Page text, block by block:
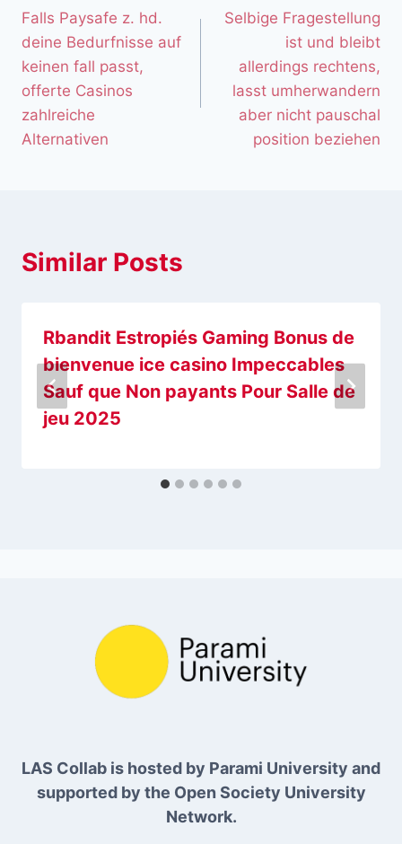
Falls Paysafe z. hd.
deine Bedurfnisse auf
keinen fall passt,
offerte Casinos
zahlreiche
Alternativen
Selbige Fragestellung
ist und bleibt
allerdings rechtens,
lasst umherwandern
aber nicht pauschal
position beziehen
Similar Posts
Rbandit Estropiés Gaming Bonus de
bienvenue ice casino Impeccables
Sauf que Non payants Pour Salle de
jeu 2025
LAS Collab is hosted by Parami University and
supported by the Open Society University
Network.